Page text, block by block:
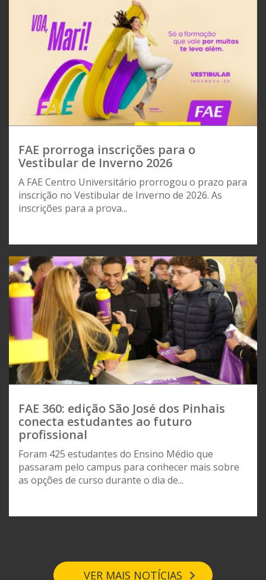
FAE prorroga inscrições para o
Vestibular de Inverno 2026
A FAE Centro Universitário prorrogou o prazo para
inscrição no Vestibular de Inverno de 2026. As
inscrições para a prova...
FAE 360: edição São José dos Pinhais
conecta estudantes ao futuro
profissional
Foram 425 estudantes do Ensino Médio que
passaram pelo campus para conhecer mais sobre
as opções de curso durante o dia de...
VER MAIS NOTÍCIAS